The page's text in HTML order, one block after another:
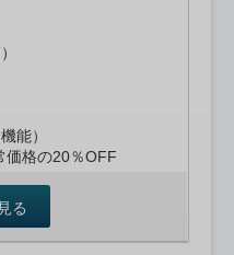
能）
価格の20％OFF
る